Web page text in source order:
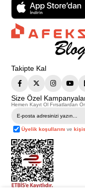
Takipte Kal
Size Özel
Hemen Kayıt Ol Fırsatlardan
Üyelik koşullarını ve